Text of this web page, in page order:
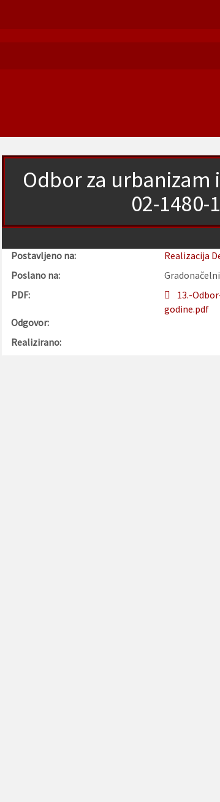
Odbor za urbanizam
02-1480-
Postavljeno na:
Realizacija
Poslano na:
PDF:
13.-
godine.pdf
Odgovor:
Realizirano: